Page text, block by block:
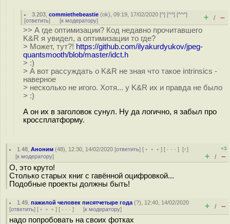
3.203 ,commiethebeastie (ok), 09:19, 17/02/2020 [^] [^^] [^^^]
[ответить] [к модератору] + / –
>> А где оптимизации? Код недавно прочитавшего
K&R я увидел, а оптимизации то где?
> Может, тут?! https://github.com/ilyakurdyukov/jpeg-
quantsmooth/blob/master/idct.h
> :)
> А вот рассуждать о K&R не зная что такое intrinsics -
наверное
> несколько не игого. Хотя... у K&R их и правда не было
> :)
А он их в заголовок сунул. Ну да логично, я забыл про
кроссплатформу.
1.48 ,Аноним (48), 12:30, 14/02/2020 [ответить] [ ﹢﹢﹢] [ · · ·][↑]
[к модератору]
+3
+ / –
О, это круто!
Столько старых книг с гавённой оцифровкой...
Подобные проекты должны быть!
1.49 ,пажилой человек писятчетыре года (?), 12:40, 14/02/2020
[ответить] [ ﹢﹢﹢ ] [ · · · ] [к модератору] + / –
надо попробовать на своих фотках